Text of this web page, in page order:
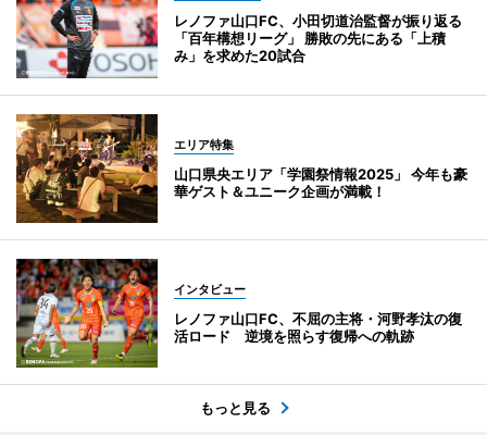
レノファ山口FC、小田切道治監督が振り返る
「百年構想リーグ」 勝敗の先にある「上積
み」を求めた20試合
エリア特集
山口県央エリア「学園祭情報2025」 今年も豪
華ゲスト＆ユニーク企画が満載！
インタビュー
レノファ山口FC、不屈の主将・河野孝汰の復
活ロード 逆境を照らす復帰への軌跡
もっと見る